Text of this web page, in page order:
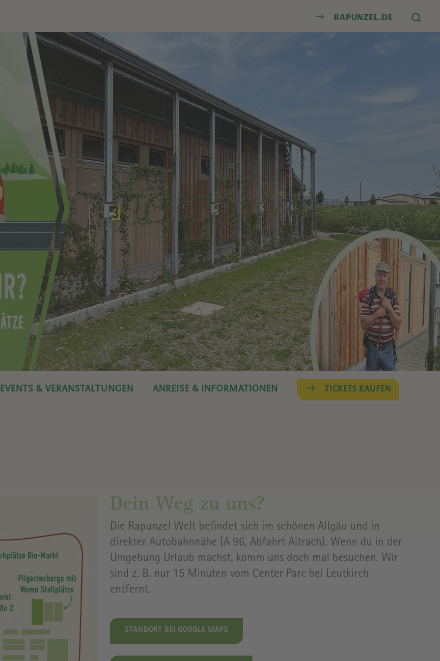
RAPUNZEL.DE Suche
EVENTS & VERANSTALTUNGEN
KOCHWERKSTATT
VERANSTALTUNGEN
ANREISE & INFORMATIONEN
ÖFFNUNGSZEITEN
PREISE
PRESSE
TICKETS KAUFEN
Dein Weg zu uns?
Die Rapunzel Welt befindet sich im schönen Allgäu und in
direkter Autobahnnähe (A 96, Abfahrt Aitrach). Wenn du in der
Umgebung Urlaub machst, komm uns doch mal besuchen. Wir
sind z. B. nur 15 Minuten vom Center Parc bei Leutkirch
entfernt.
STANDORT BEI GOOGLE MAPS